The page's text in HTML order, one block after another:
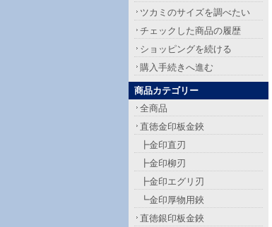
ツカミのサイズを調べたい
チェックした商品の履歴
ショッピングを続ける
購入手続きへ進む
商品カテゴリー
全商品
直徳金印板金鋏
┣金印直刃
┣金印柳刃
┣金印エグリ刃
┗金印厚物用鋏
直徳銀印板金鋏